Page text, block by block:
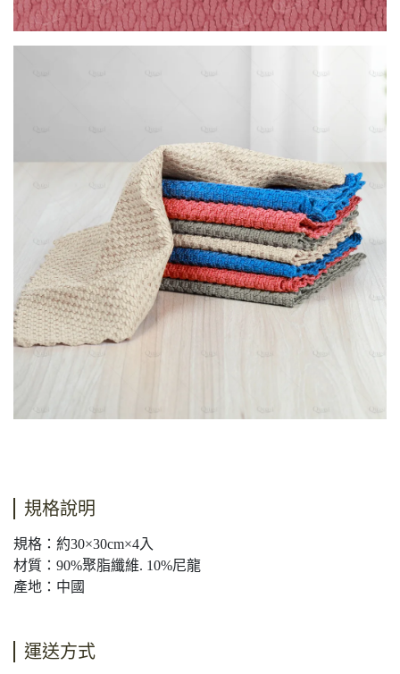
規格說明
規格：約30×30cm×4入
材質：90%聚脂纖維. 10%尼龍
產地：中國
運送方式